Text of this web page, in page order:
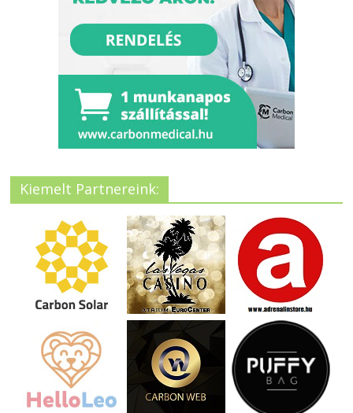
Kiemelt Partnereink: